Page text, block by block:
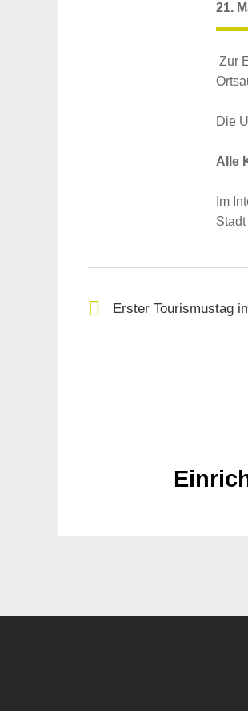
für:
21.
Zur
Die
Alle
Im
Erster Tourismustag